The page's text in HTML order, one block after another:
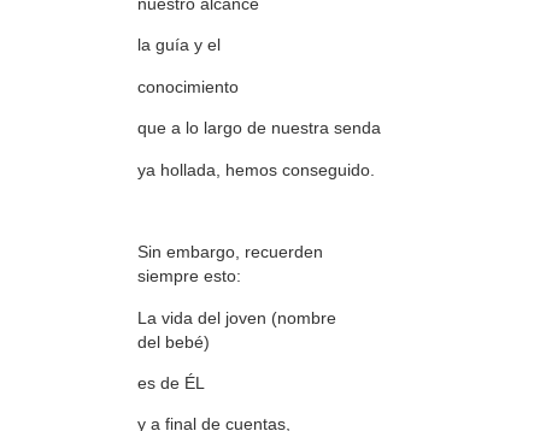
la guía y el
conocimiento
que a lo largo de nuestra senda
ya hollada, hemos conseguido.
Sin embargo, recuerden
siempre esto:
La vida del joven (nombre
del bebé)
es de ÉL
y a final de cuentas,